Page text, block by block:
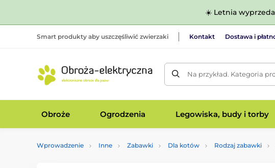
☀️ Letnia
Smart produkty aby uszczęśliwić zwierzaki Kontakt Dostawa i
Na przykład. Kategoria
Obroże Ogrodzenia Legowiska, budy i torby
Wprowadzenie Inne Zabawki Dla kotów Rodzaj zabawki